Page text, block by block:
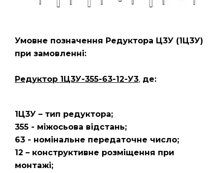
Умовне позначення Редуктора Ц3У (1Ц3У)
при замовленні:
Редуктор 1Ц3У-355-63-12-У3, де:
1Ц3У – тип редуктора;
355 - міжосьова відстань;
63 - номінальне передаточне число;
12 – конструктивне розміщення при
монтажі;